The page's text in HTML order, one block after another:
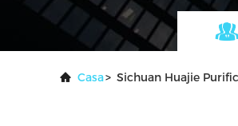
Casa> Sichuan Huajie